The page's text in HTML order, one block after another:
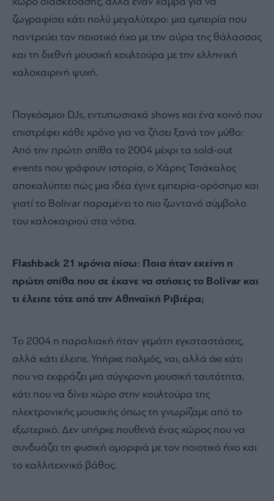
ζωγραφίσει κάτι πολύ μεγαλύτερο: μια εμπειρία που
παντρεύει τον ποιοτικό ήχο με την αύρα της θάλασσας
και τη διεθνή μουσική κουλτούρα με την ελληνική
καλοκαιρινή ψυχή.
Παγκόσμιοι DJs, εντυπωσιακά shows και ένα κοινό που
επιστρέφει κάθε χρόνο για να ζήσει ξανά τον μύθο:
Από την πρώτη σπίθα το 2004 μέχρι τα sold-out
events που γράφουν ιστορία, ο Χάρης Τσιάκαλος
αποκαλύπτει πώς μια ιδέα έγινε εμπειρία-ορόσημο και
γιατί το Bolivar παραμένει το πιο ζωντανό σύμβολο
του καλοκαιριού στα νότια.
Flashback 21 χρόνια πίσω: Ποια ήταν εκείνη η
πρώτη σπίθα που σε έκανε να στήσεις το Bolivar και
τι έλειπε τότε από την Αθηναϊκή Ριβιέρα;
Το 2004 η παραλιακή ήταν γεμάτη εγκαταστάσεις,
αλλά κάτι έλειπε. Υπήρχε παλμός, ναι, αλλά όχι κάτι
που να εκφράζει μια σύγχρονη μουσική ταυτότητα,
κάτι που να δίνει χώρο στην κουλτούρα της
ηλεκτρονικής μουσικής όπως τη γνωρίζαμε από το
εξωτερικό. Δεν υπήρχε πουθενά ένας χώρος που να
συνδυάζει τη φυσική ομορφιά με τον ποιοτικό ήχο και
το καλλιτεχνικό βάθος.